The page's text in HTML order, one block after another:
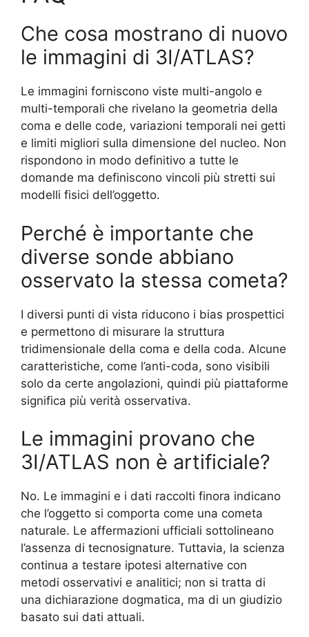
Che cosa mostrano di nuovo
le immagini di 3I/ATLAS?
Le immagini forniscono viste multi-angolo e
multi-temporali che rivelano la geometria della
coma e delle code, variazioni temporali nei getti
e limiti migliori sulla dimensione del nucleo. Non
rispondono in modo definitivo a tutte le
domande ma definiscono vincoli più stretti sui
modelli fisici dell’oggetto.
Perché è importante che
diverse sonde abbiano
osservato la stessa cometa?
I diversi punti di vista riducono i bias prospettici
e permettono di misurare la struttura
tridimensionale della coma e della coda. Alcune
caratteristiche, come l’anti-coda, sono visibili
solo da certe angolazioni, quindi più piattaforme
significa più verità osservativa.
Le immagini provano che
3I/ATLAS non è artificiale?
No. Le immagini e i dati raccolti finora indicano
che l’oggetto si comporta come una cometa
naturale. Le affermazioni ufficiali sottolineano
l’assenza di tecnosignature. Tuttavia, la scienza
continua a testare ipotesi alternative con
metodi osservativi e analitici; non si tratta di
una dichiarazione dogmatica, ma di un giudizio
basato sui dati attuali.